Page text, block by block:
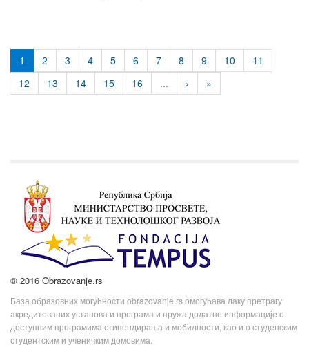
1 2 3 4 5 6 7 8 9 10
11
12
13 14 15 16 ... › »
© 2016 Obrazovanje.rs
База образовних могућности obrazovanje.rs омогућава лаку претрагу
акредитованих установа и програма и пружа додатне информације о
доступним програмима стипендирања и мобилности, као и о студенским
студентским и ученичким домовима.